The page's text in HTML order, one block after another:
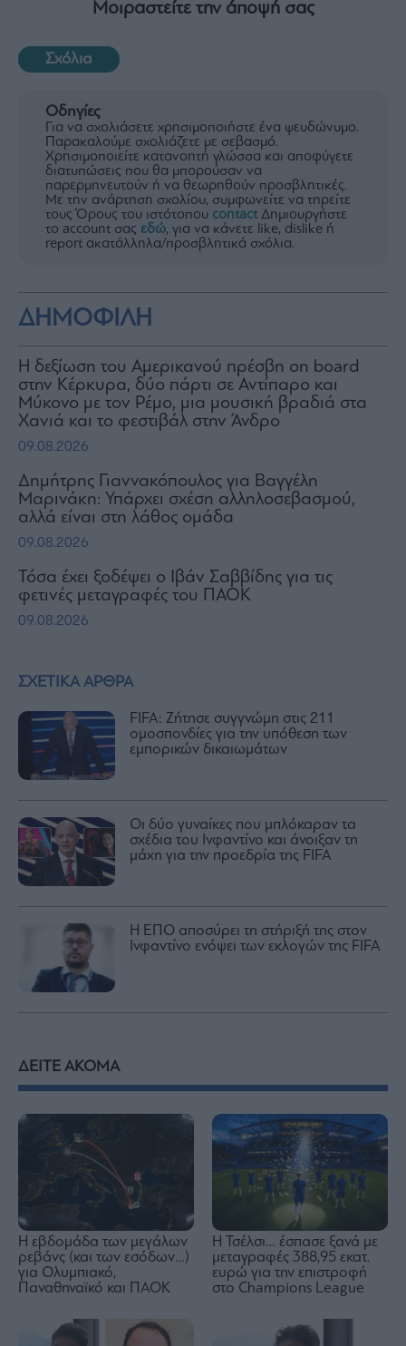
ΣΧΕΤΙΚΑ ΑΡΘΡΑ
FIFA: Ζήτησε συγγνώμη στις 211
ομοσπονδίες για την υπόθεση των
εμπορικών δικαιωμάτων
Οι δύο γυναίκες που μπλόκαραν τα
σχέδια του Ινφαντίνο και άνοιξαν τη
μάχη για την προεδρία της FIFA
Η ΕΠΟ αποσύρει τη στήριξή της στον
Ινφαντίνο ενόψει των εκλογών της FIFA
Μοιραστείτε την άποψή σας
Σχόλια
Οδηγίες
Για να σχολιάσετε χρησιμοποιήστε ένα ψευδώνυμο.
Παρακαλούμε σχολιάζετε με σεβασμό.
Χρησιμοποιείτε κατανοητή γλώσσα και αποφύγετε
διατυπώσεις που θα μπορούσαν να
παρερμηνευτούν ή να θεωρηθούν προσβλητικές.
Με την ανάρτηση σχολίου, συμφωνείτε να τηρείτε
τους Όρους του ιστότοπου contactΔημιουργήστε
το account σας εδώ, για να κάνετε like, dislike ή
report ακατάλληλα/προσβλητικά σχόλια.
ΔΗΜΟΦΙΛΗ
H δεξίωση του Αμερικανού πρέσβη on board
στην Κέρκυρα, δύο πάρτι σε Αντίπαρο και
Μύκονο με τον Ρέμο, μια μουσική βραδιά στα
Χανιά και το φεστιβάλ στην Άνδρο
09.08.2026
Δημήτρης Γιαννακόπουλος για Βαγγέλη
Μαρινάκη: Υπάρχει σχέση αλληλοσεβασμού,
αλλά είναι στη λάθος ομάδα
09.08.2026
Τόσα έχει ξοδέψει ο Ιβάν Σαββίδης για τις
φετινές μεταγραφές του ΠΑΟΚ
09.08.2026
ΔΕΙΤΕ ΑΚΟΜΑ
Η εβδομάδα των μεγάλων
ρεβάνς (και των εσόδων…)
για Ολυμπιακό,
Παναθηναϊκό και ΠΑΟΚ
Η Τσέλσι… έσπασε ξανά με
μεταγραφές 388,95 εκατ.
ευρώ για την επιστροφή
στο Champions League